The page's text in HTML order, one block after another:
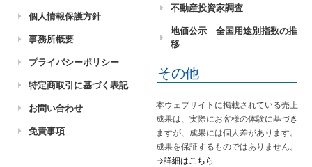
個人情報保護方針
事務所概要
プライバシーポリシー
特定商取引に基づく表記
お問い合わせ
免責事項
不動産投資家調査
地価公示 全国用途別指数の推
移
その他
本ウェブサイトに掲載されている売上
成果は、実際にお客様の体験に基づき
ますが、成果には個人差があります。
成果を保証するものではありません。
→詳細はこちら